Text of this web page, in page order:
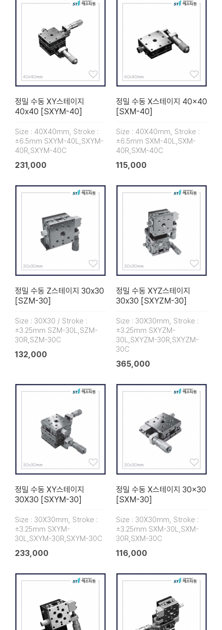
정밀 수동 XY스테이지
40x40 [SXYM-40]
Size : 40X40mm, Stroke :
±6.5mm SXYM-40L,SXYM-
40R,SXYM-40C
231,000
정밀 수동 X스테이지 40×40
[SXM-40]
Size : 40X40mm, Stroke :
±6.5mm SXM-40L,SXM-
40R,SXM-40C
115,000
정밀 수동 Z스테이지 30x30
[SZM-30]
Size : 30X30 / Stroke :
±3.25mm SZM-30L,SZM-
30R,SZM-30C
132,000
정밀 수동 XYZ스테이지
30x30 [SXYZM-30]
Size : 30X30mm, Stroke :
±3.25mm SXYZM-
30L,SXYZM-30R,SXYZM-
30C
365,000
정밀 수동 XY스테이지
30X30 [SXYM-30]
Size : 30X30mm, Stroke :
±3.25mm SXYM-
30L,SXYM-30R,SXYM-30C
233,000
정밀 수동 X스테이지 30×30
[SXM-30]
Size : 30X30mm, Stroke :
±3.25mm SXM-30L,SXM-
30R,SXM-30C
116,000